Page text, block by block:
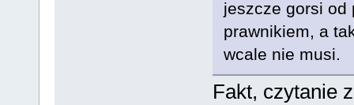
jeszcze gorsi od
prawnikiem, a
wcale nie musi.
Fakt, czytanie